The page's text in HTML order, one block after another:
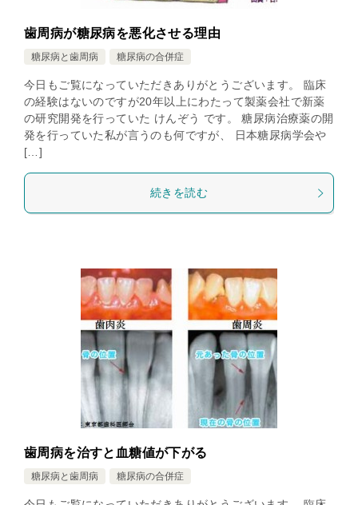
歯周病が糖尿病を悪化させる理由
糖尿病と歯周病 糖尿病の合併症
今日もご覧になっていただきありがとうございます。 臨床
の経験はないのですが20年以上にわたって製薬会社で新薬
の研究開発を行っていた けんぞう です。 糖尿病治療薬の開
発を行っていた私が言うのも何ですが、 日本糖尿病学会や
[…]
続きを読む
歯周病を治すと血糖値が下がる
糖尿病と歯周病 糖尿病の合併症